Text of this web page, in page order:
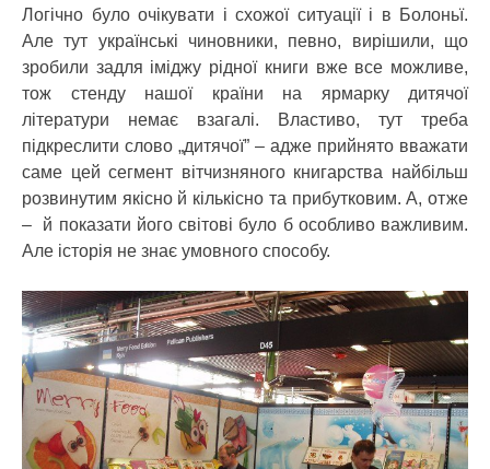
Логічно було очікувати і схожої ситуації і в Болоньї.
Але тут українські чиновники, певно, вирішили, що
зробили задля іміджу рідної книги вже все можливе,
тож стенду нашої країни на ярмарку дитячої
літератури немає взагалі. Властиво, тут треба
підкреслити слово „дитячої” – адже прийнято вважати
саме цей сегмент вітчизняного книгарства найбільш
розвинутим якісно й кількісно та прибутковим. А, отже
– й показати його світові було б особливо важливим.
Але історія не знає умовного способу.